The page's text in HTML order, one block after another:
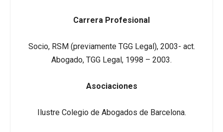
Carrera Profesional
Socio, RSM (previamente TGG Legal), 2003- act.
Abogado, TGG Legal, 1998 – 2003.
Asociaciones
Ilustre Colegio de Abogados de Barcelona.